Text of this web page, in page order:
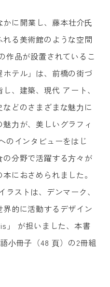
かに開業し、藤本壮介⽒
る美術館のような空間
作品が設置されているこ
テル」は、前橋の街づ
、建築、現代 アート、
どのさまざまな魅⼒に
⼒が、美しいグラフィ
のインタビューをはじ
分野で活躍する⽅々が
におさめられました。
ストは、デンマーク、
的に活動するデザイン
」 が担いました、本書
⼩冊⼦（48 ⾴）の2冊組